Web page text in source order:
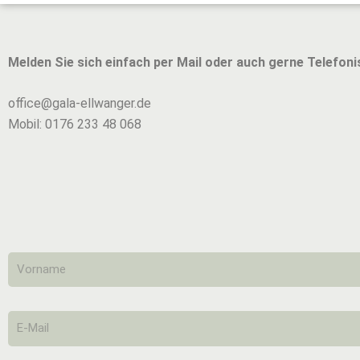
Melden Sie sich einfach per Mail oder auch gerne
office@gala-ellwanger.de
Mobil: 0176 233 48 068